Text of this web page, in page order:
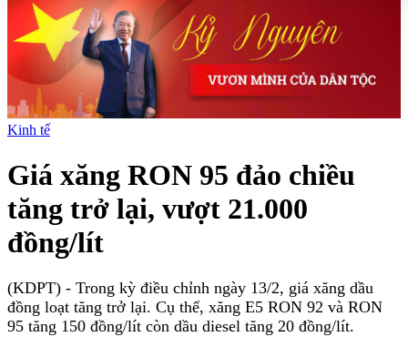
Kinh tế
Giá xăng RON 95 đảo chiều
tăng trở lại, vượt 21.000
đồng/lít
(KDPT) - Trong kỳ điều chỉnh ngày 13/2, giá xăng dầu
đồng loạt tăng trở lại. Cụ thể, xăng E5 RON 92 và RON
95 tăng 150 đồng/lít còn dầu diesel tăng 20 đồng/lít.